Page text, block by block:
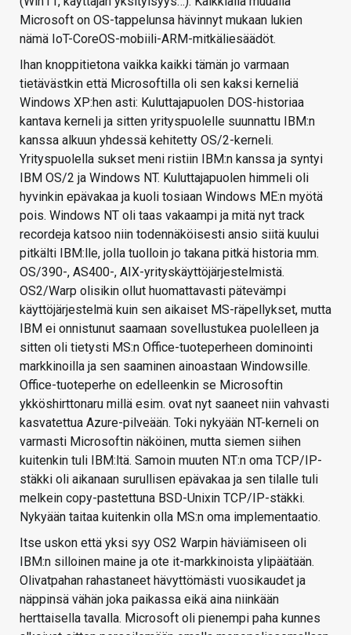
Microsoft on OS-tappelunsa hävinnyt mukaan lukien
nämä IoT-CoreOS-mobiili-ARM-mitkäliesäädöt.
Ihan knoppitietona vaikka kaikki tämän jo varmaan
tietävästkin että Microsoftilla oli sen kaksi kerneliä
Windows XP:hen asti: Kuluttajapuolen DOS-historiaa
kantava kerneli ja sitten yrityspuolelle suunnattu IBM:n
kanssa alkuun yhdessä kehitetty OS/2-kerneli.
Yrityspuolella sukset meni ristiin IBM:n kanssa ja syntyi
IBM OS/2 ja Windows NT. Kuluttajapuolen himmeli oli
hyvinkin epävakaa ja kuoli tosiaan Windows ME:n myötä
pois. Windows NT oli taas vakaampi ja mitä nyt track
recordeja katsoo niin todennäköisesti ansio siitä kuului
pitkälti IBM:lle, jolla tuolloin jo takana pitkä historia mm.
OS/390-, AS400-, AIX-yrityskäyttöjärjestelmistä.
OS2/Warp olisikin ollut huomattavasti pätevämpi
käyttöjärjestelmä kuin sen aikaiset MS-räpellykset, mutta
IBM ei onnistunut saamaan sovellustukea puolelleen ja
sitten oli tietysti MS:n Office-tuoteperheen dominointi
markkinoilla ja sen saaminen ainoastaan Windowsille.
Office-tuoteperhe on edelleenkin se Microsoftin
ykköshirttonaru millä esim. ovat nyt saaneet niin vahvasti
kasvatettua Azure-pilveään. Toki nykyään NT-kerneli on
varmasti Microsoftin näköinen, mutta siemen siihen
kuitenkin tuli IBM:ltä. Samoin muuten NT:n oma TCP/IP-
stäkki oli aikanaan surullisen epävakaa ja sen tilalle tuli
melkein copy-pastettuna BSD-Unixin TCP/IP-stäkki.
Nykyään taitaa kuitenkin olla MS:n oma implementaatio.
Itse uskon että yksi syy OS2 Warpin häviämiseen oli
IBM:n silloinen maine ja ote it-markkinoista ylipäätään.
Olivatpahan rahastaneet hävyttömästi vuosikaudet ja
näppinsä vähän joka paikassa eikä aina niinkään
herttaisella tavalla. Microsoft oli pienempi paha kunnes